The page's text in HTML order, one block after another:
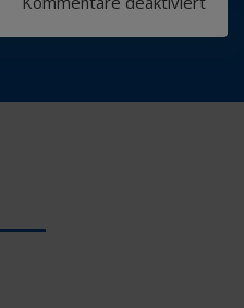
2014